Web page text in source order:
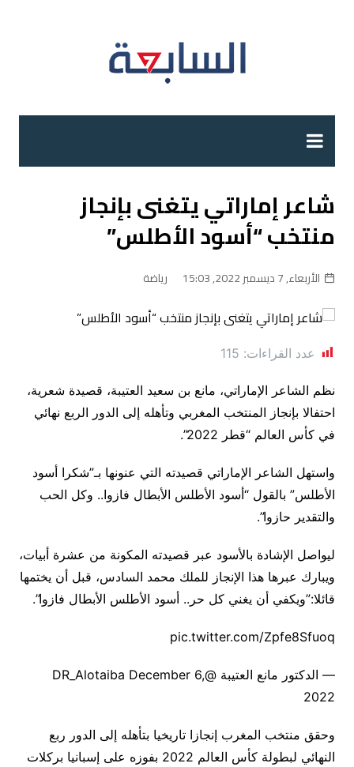
شاعر إماراتي يتغنى بإنجاز
منتخب “أسود الأطلس”
الأربعاء, 7 ديسمبر 2022, 15:03 رياضة
عدد القراءات: 115
نظم الشاعر الإماراتي، مانع بن سعيد العتيبة، قصيدة شعرية،
احتفالا بإنجاز المنتخب المغربي وتأهله إلى الدور الربع نهائي
في كأس العالم “قطر 2022”.
واستهل الشاعر الإماراتي قصيدته التي عنونها بـ”شكرا أسود
الأطلس” بالقول “أسود الأطلس الأبطال فازوا.. وكل الحب
والتقدير حازوا”.
ليواصل الإشادة بالأسود عبر قصيدته المكونة من عشرة أبيات،
ويبارك عبرها هذا الإنجاز للملك محمد السادس، قبل أن يختمها
قائلا:”ويكفي أن يغني كل حر.. أسود الأطلس الأبطال فازوا”.
pic.twitter.com/Zpfe8Sfuoq
— الدكتور مانع العتيبة @DR_Alotaiba December 6,
2022
وحقق منتخب المغرب إنجازا تاريخيا بتأهله إلى الدور ربع
النهائي لبطولة كأس العالم 2022 بفوزه على إسبانيا بركلات